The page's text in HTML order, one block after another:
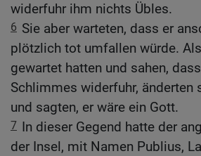
widerfuhr ihm nichts Übles.
6 Sie aber warteten, dass er
plötzlich tot umfallen würde.
gewartet hatten und sahen,
Schlimmes widerfuhr, änderten
und sagten, er wäre ein Gott.
7 In dieser Gegend hatte der
der Insel, mit Namen Publius,